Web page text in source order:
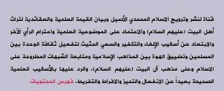
قناة لنشر وترويج الاسلام المحمدي الأصيل وبيان القيمة العلمية والعقائدية لتراث
أهل البيت (عليهم السلام) والاعتماد على الموضوعية العلمية واحترام الرأي الآخر
والابتعاد عن أساليب الإلغاء والتكفير والسعي الحثيث لتفعيل ثقافة الوحدة بين
المسلمين وتضييق الهوة بين المذاهب الإسلامية ومتابعة الشبهات المطروحة على
الاسلام وعلى مذهب آل البيت (عليهم السلام)، والرد عليها بالأساليب العلمية
الصحيحة بعيداً عن الانفعال والتحيز والافراط والتفريط.فهرس المحتويات